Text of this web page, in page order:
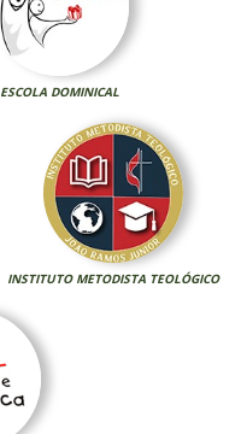
ESCOLA DOMINICAL
INSTITUTO METODISTA TEOLÓGICO